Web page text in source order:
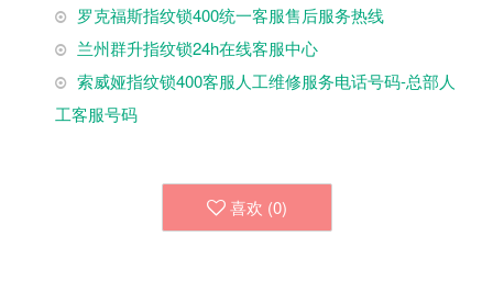
罗克福斯指纹锁400统一客服售后服务热线
兰州群升指纹锁24h在线客服中心
索威娅指纹锁400客服人工维修服务电话号码-总部人
工客服号码
喜欢 (0)